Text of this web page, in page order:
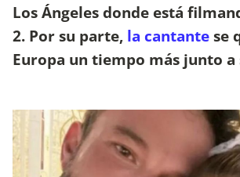
Los Ángeles donde está
2. Por su parte, la cantantese
Europa un tiempo más junto a